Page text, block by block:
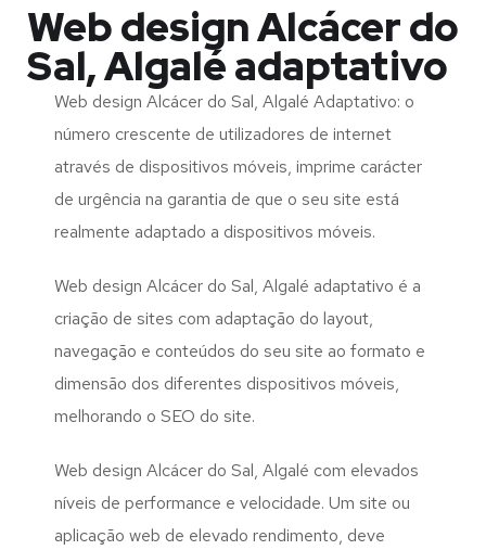
Web design Alcácer do
Sal, Algalé adaptativo
Web design Alcácer do Sal, Algalé Adaptativo: o
número crescente de utilizadores de internet
através de dispositivos móveis, imprime carácter
de urgência na garantia de que o seu site está
realmente adaptado a dispositivos móveis.
Web design Alcácer do Sal, Algalé adaptativo é a
criação de sites com adaptação do layout,
navegação e conteúdos do seu site ao formato e
dimensão dos diferentes dispositivos móveis,
melhorando o SEO do site.
Web design Alcácer do Sal, Algalé com elevados
níveis de performance e velocidade. Um site ou
aplicação web de elevado rendimento, deve